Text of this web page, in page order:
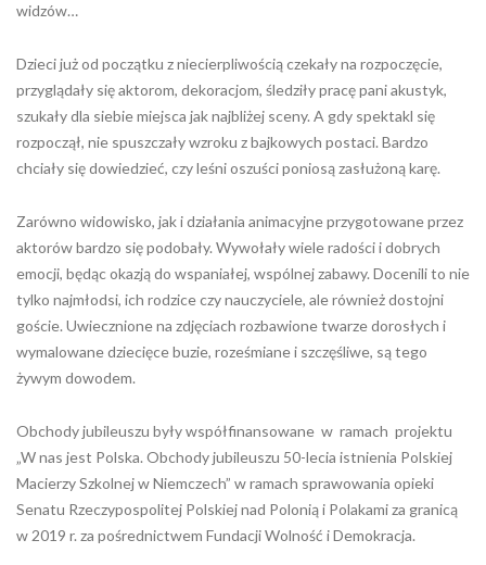
widzów…
Dzieci już od początku z niecierpliwością czekały na rozpoczęcie,
przyglądały się aktorom, dekoracjom, śledziły pracę pani akustyk,
szukały dla siebie miejsca jak najbliżej sceny. A gdy spektakl się
rozpoczął, nie spuszczały wzroku z bajkowych postaci. Bardzo
chciały się dowiedzieć, czy leśni oszuści poniosą zasłużoną karę.
Zarówno widowisko, jak i działania animacyjne przygotowane przez
aktorów bardzo się podobały. Wywołały wiele radości i dobrych
emocji, będąc okazją do wspaniałej, wspólnej zabawy. Docenili to nie
tylko najmłodsi, ich rodzice czy nauczyciele, ale również dostojni
goście. Uwiecznione na zdjęciach rozbawione twarze dorosłych i
wymalowane dziecięce buzie, roześmiane i szczęśliwe, są tego
żywym dowodem.
Obchody jubileuszu były współfinansowane w ramach projektu
„W nas jest Polska. Obchody jubileuszu 50-lecia istnienia Polskiej
Macierzy Szkolnej w Niemczech” w ramach sprawowania opieki
Senatu Rzeczypospolitej Polskiej nad Polonią i Polakami za granicą
w 2019 r. za pośrednictwem Fundacji Wolność i Demokracja.